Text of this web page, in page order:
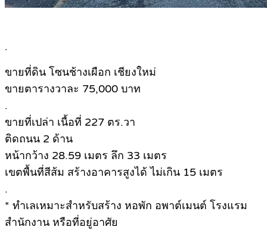
.
ขายที่ดิน โซนช้างเผือก เชียงใหม่
ขายตารางวาละ 75,000 บาท
.
ขายที่เปล่า เนื้อที่ 227 ตร.วา
ติดถนน 2 ด้าน
หน้ากว้าง 28.59 เมตร ลึก 33 เมตร
เขตพื้นที่สีส้ม สร้างอาคารสูงได้ ไม่เกิน 15 เมตร
.
* ทำเลเหมาะสำหรับสร้าง หอพัก อพาต์เมนต์ โรงแรม
สำนักงาน หรือที่อยู่อาศัย